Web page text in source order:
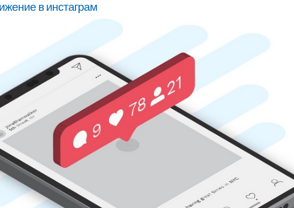
в инстаграм